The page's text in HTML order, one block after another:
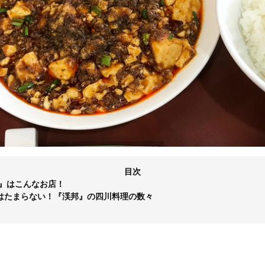
目次
はこんなお店！
たまらない！『渓邦』の四川料理の数々